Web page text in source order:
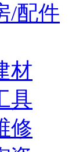
/配件
材
具
修